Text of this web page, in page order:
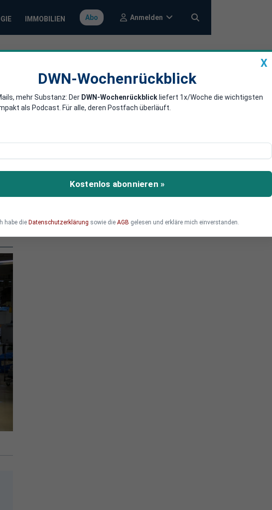
IMMOBILIEN Abo Anmelden
Bänder-
Hardware-Fehler
Aussage des Autobauers war
ausgeschlossen werden.
X
DWN-Wochenrückblick
mehr Substanz: Der DWN-Wochenrückblick liefert 1x/Woche die wichtigsten
als Podcast. Für alle, deren Postfach überläuft.
Kostenlos abonnieren »
habe die Datenschutzerklärung sowie die AGB gelesen und erkläre mich einverstanden.